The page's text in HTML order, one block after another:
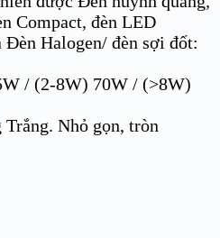
Compact, đèn LED
Đèn Halogen/ đèn sợi đốt:
/ (2-8W) 70W / (>8W)
Nhỏ gọn, tròn